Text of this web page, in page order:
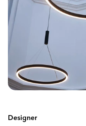
Designer